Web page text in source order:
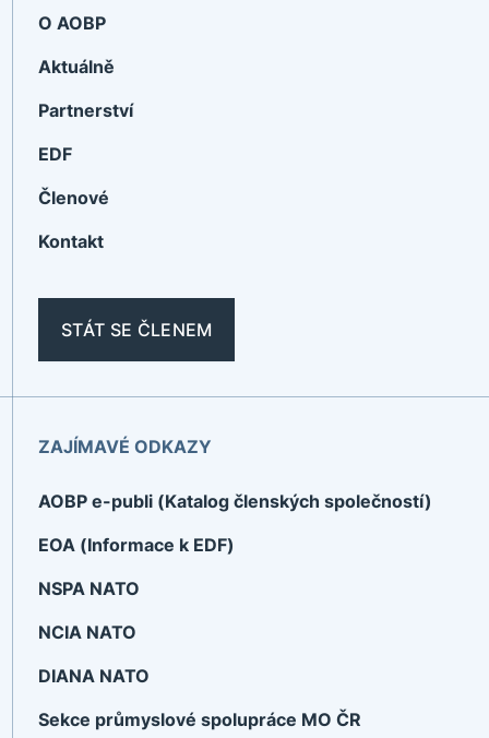
O AOBP
Aktuálně
Partnerství
EDF
Členové
Kontakt
STÁT SE ČLENEM
ZAJÍMAVÉ ODKAZY
AOBP e-publi (Katalog členských společností)
EOA (Informace k EDF)
NSPA NATO
NCIA NATO
DIANA NATO
Sekce průmyslové spolupráce MO ČR